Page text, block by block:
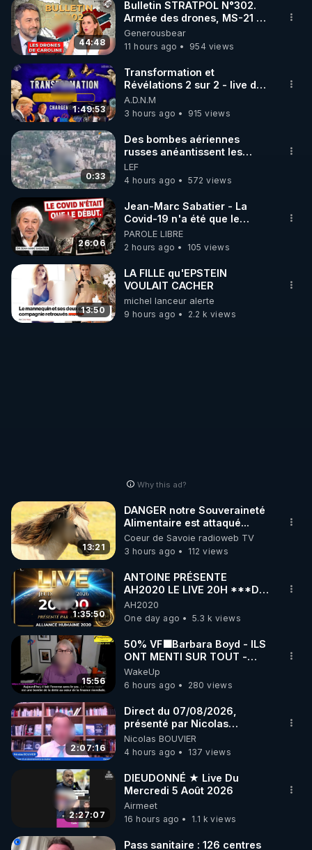
44:48
Bulletin STRATPOL N°302.
Armée des drones, MS-21 en
série, missiles coréens.
07.08.2026.
Generousbear
11 hours ago
954 views
1:49:53
Transformation et
Révélations 2 sur 2 - live du
07/08/26
A.D.N.M
3 hours ago
915 views
0:33
Des bombes aériennes
russes anéantissent les
centres de contrôle de
drones de 3 brigades
ukrainienne
LEF
4 hours ago
572 views
26:06
Jean-Marc Sabatier - La
Covid-19 n'a été que le
début - L'ARN messager
jusqu où ira-t-il ?
PAROLE LIBRE
2 hours ago
105 views
13:50
LA FILLE qu'EPSTEIN
VOULAIT CACHER
michel lanceur alerte
9 hours ago
2.2 k views
Why this ad?
13:21
DANGER notre Souveraineté
Alimentaire est attaqué...
Coeur de Savoie radioweb TV
3 hours ago
112 views
1:35:50
ANTOINE PRÉSENTE
AH2020 LE LIVE 20H ***DU
06/08/2026***
AH2020
One day ago
5.3 k views
15:56
50% VF🟩Barbara Boyd - ILS
ONT MENTI SUR TOUT -
Jocelyne Traduction
WakeUp
6 hours ago
280 views
2:07:16
Direct du 07/08/2026,
présenté par Nicolas
BOUVIER
Nicolas BOUVIER
4 hours ago
137 views
2:27:07
DIEUDONNÉ ★ Live Du
Mercredi 5 Août 2026
Airmeet
16 hours ago
1.1 k views
Pass sanitaire : 126 centres